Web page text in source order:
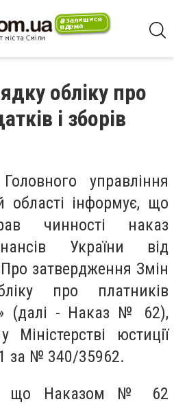
обліку про
і зборів
управління
області інформує, що
чинності наказ
України від
затвердження Змін
про платників
(далі - Наказ № 62),
Міністерстві юстиції
за № 340/35962.
що Наказом № 62